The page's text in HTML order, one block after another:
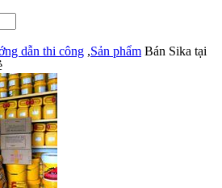
dẫn thi công ,Sản phẩm Bán Sika tại